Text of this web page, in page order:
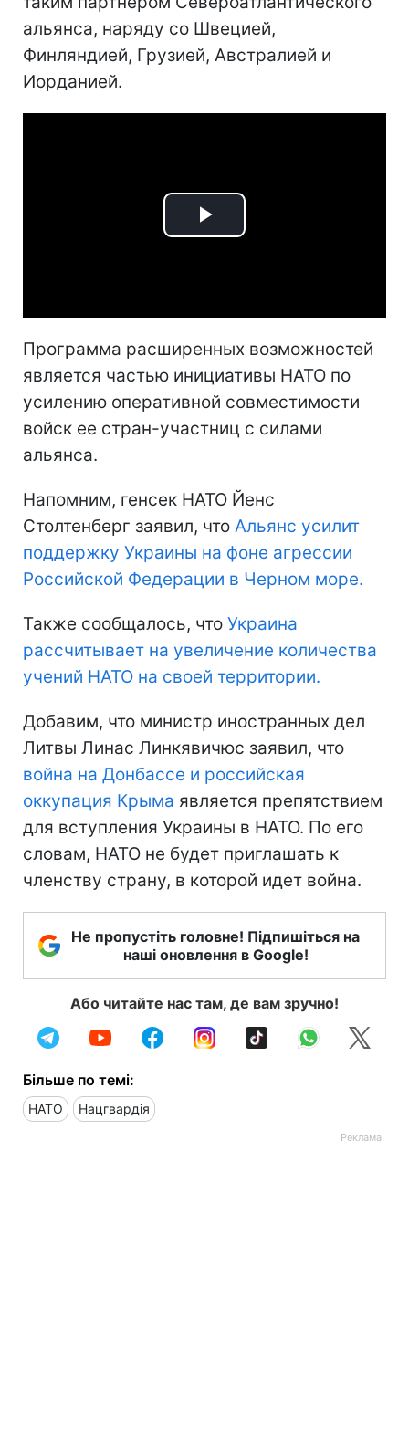
альянса, наряду со Швецией,
Финляндией, Грузией, Австралией и
Иорданией.
Play
Программа расширенных возможностей
является частью инициативы НАТО по
усилению оперативной совместимости
войск ее стран-участниц с силами
альянса.
Напомним, генсек НАТО Йенс
Столтенберг заявил, что Альянс усилит
поддержку Украины на фоне агрессии
Российской Федерации в Черном море.
Также сообщалось, что Украина
рассчитывает на увеличение количества
учений НАТО на своей территории.
Добавим, что министр иностранных дел
Литвы Линас Линкявичюс заявил, что
война на Донбассе и российская
оккупация Крыма является препятствием
для вступления Украины в НАТО. По его
словам, НАТО не будет приглашать к
членству страну, в которой идет война.
Не пропустіть головне! Підпишіться на
наші оновлення в Google!
Або читайте нас там, де вам зручно!
Більше по темі:
НАТО Нацгвардія